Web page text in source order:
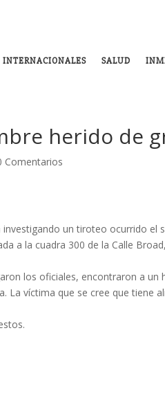
INTERNACIONALES SALUD
herido de
Comentarios
un tiroteo ocurrido el
a la cuadra 300 de la Calle
los oficiales, encontraron a
La víctima que se cree que tiene